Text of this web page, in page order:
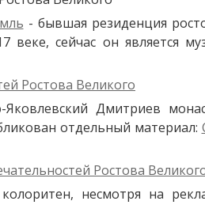
- бывшая резиденция
сейчас он является
Яковлевский Дмитриев
отдельный материал:
несмотря на